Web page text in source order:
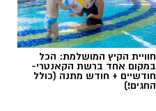
חוויית הקיץ המושלמת: הכל
במקום אחד ברשת הקאנטרי-
חודשיים + חודש מתנה (כולל
החגים!)